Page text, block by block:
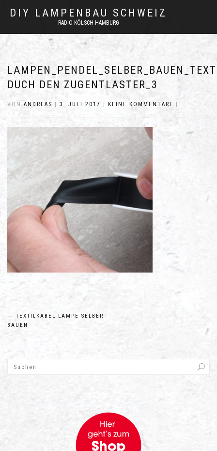
DIY LAMPENBAU SCHWEIZ
RADIO KÖLSCH HAMBURG
DUCH DEN ZUGENTLASTER_3
VONANDREAS 3. JULI 2017 KEINE KOMMENTARE
Beitragsnavigation
←
TEXTILKABEL LAMPE SELBER
BAUEN